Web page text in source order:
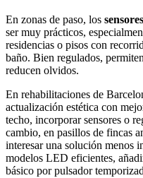
En zonas de paso, los
ser muy prácticos,
residencias o pisos con
baño. Bien regulados,
reducen olvidos.
En rehabilitaciones de
actualización estética con
techo, incorporar sensores o
cambio, en pasillos de fincas
interesar una solución menos
modelos LED eficientes,
básico por pulsador